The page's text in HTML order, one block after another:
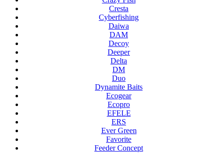
Cresta
Cyberfishing
Daiwa
DAM
Decoy
Deeper
Delta
DM
Duo
Dynamite Baits
Ecogear
Ecopro
EFELE
ERS
Ever Green
Favorite
Feeder Concept